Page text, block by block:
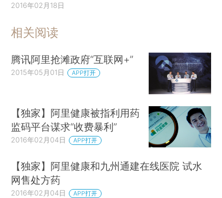
2016年02月18日
相关阅读
腾讯阿里抢滩政府“互联网+”
2015年05月01日 APP打开
【独家】阿里健康被指利用药
监码平台谋求“收费暴利”
2016年02月04日 APP打开
【独家】阿里健康和九州通建在线医院 试水
网售处方药
2016年02月04日 APP打开